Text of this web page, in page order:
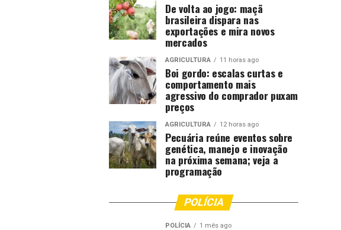
De volta ao jogo: maçã
brasileira dispara nas
exportações e mira novos
mercados
AGRICULTURA 11 horas ago
Boi gordo: escalas curtas e
comportamento mais
agressivo do comprador puxam
preços
AGRICULTURA 12 horas ago
Pecuária reúne eventos sobre
genética, manejo e inovação
na próxima semana; veja a
programação
POLÍCIA
POLÍCIA 1 mês ago